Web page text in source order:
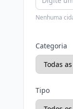
Nenhuma
Categoria
Tipo